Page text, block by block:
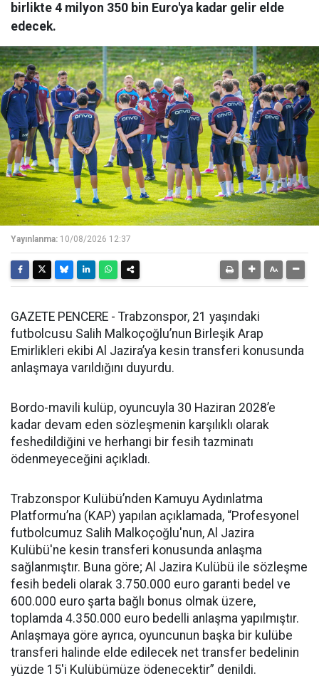
birlikte 4 milyon 350 bin Euro'ya kadar gelir elde
edecek.
Yayınlanma: 10/08/2026 12:37
GAZETE PENCERE - Trabzonspor, 21 yaşındaki
futbolcusu Salih Malkoçoğlu’nun Birleşik Arap
Emirlikleri ekibi Al Jazira’ya kesin transferi konusunda
anlaşmaya varıldığını duyurdu.
Bordo-mavili kulüp, oyuncuyla 30 Haziran 2028’e
kadar devam eden sözleşmenin karşılıklı olarak
feshedildiğini ve herhangi bir fesih tazminatı
ödenmeyeceğini açıkladı.
Trabzonspor Kulübü’nden Kamuyu Aydınlatma
Platformu’na (KAP) yapılan açıklamada, “Profesyonel
futbolcumuz Salih Malkoçoğlu'nun, Al Jazira
Kulübü'ne kesin transferi konusunda anlaşma
sağlanmıştır. Buna göre; Al Jazira Kulübü ile sözleşme
fesih bedeli olarak 3.750.000 euro garanti bedel ve
600.000 euro şarta bağlı bonus olmak üzere,
toplamda 4.350.000 euro bedelli anlaşma yapılmıştır.
Anlaşmaya göre ayrıca, oyuncunun başka bir kulübe
transferi halinde elde edilecek net transfer bedelinin
yüzde 15'i Kulübümüze ödenecektir” denildi.